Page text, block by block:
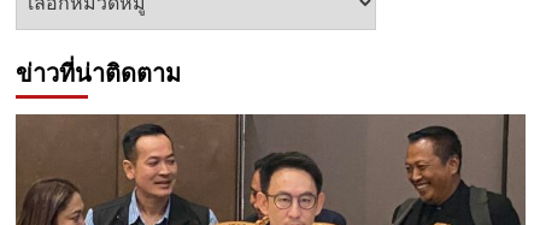
ข่าวที่น่าติดตาม